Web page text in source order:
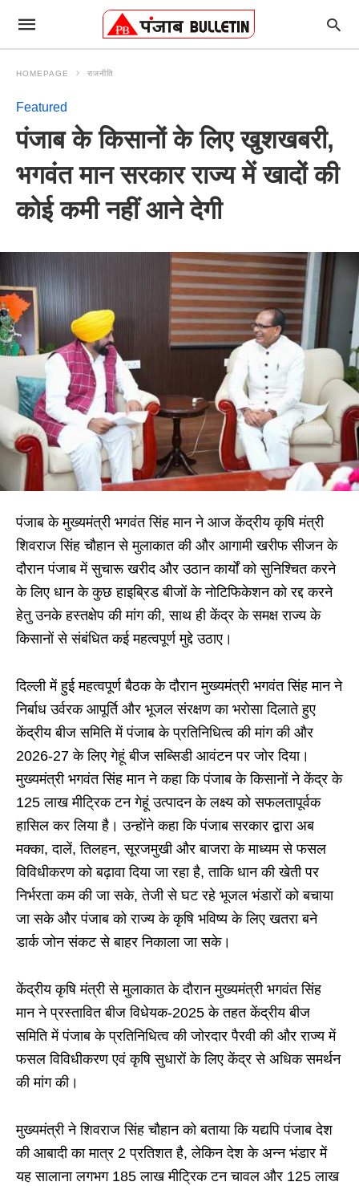
HOMEPAGE राजनीति
Featured
पंजाब के किसानों के लिए खुशखबरी,
भगवंत मान सरकार राज्य में खादों की
कोई कमी नहीं आने देगी
पंजाब के मुख्यमंत्री भगवंत सिंह मान ने आज केंद्रीय कृषि मंत्री
शिवराज सिंह चौहान से मुलाकात की और आगामी खरीफ सीजन के
दौरान पंजाब में सुचारू खरीद और उठान कार्यों को सुनिश्चित करने
के लिए धान के कुछ हाइब्रिड बीजों के नोटिफिकेशन को रद्द करने
हेतु उनके हस्तक्षेप की मांग की, साथ ही केंद्र के समक्ष राज्य के
किसानों से संबंधित कई महत्वपूर्ण मुद्दे उठाए।
दिल्ली में हुई महत्वपूर्ण बैठक के दौरान मुख्यमंत्री भगवंत सिंह मान ने
निर्बाध उर्वरक आपूर्ति और भूजल संरक्षण का भरोसा दिलाते हुए
केंद्रीय बीज समिति में पंजाब के प्रतिनिधित्व की मांग की और
2026-27 के लिए गेहूं बीज सब्सिडी आवंटन पर जोर दिया।
मुख्यमंत्री भगवंत सिंह मान ने कहा कि पंजाब के किसानों ने केंद्र के
125 लाख मीट्रिक टन गेहूं उत्पादन के लक्ष्य को सफलतापूर्वक
हासिल कर लिया है। उन्होंने कहा कि पंजाब सरकार द्वारा अब
मक्का, दालें, तिलहन, सूरजमुखी और बाजरा के माध्यम से फसल
विविधीकरण को बढ़ावा दिया जा रहा है, ताकि धान की खेती पर
निर्भरता कम की जा सके, तेजी से घट रहे भूजल भंडारों को बचाया
जा सके और पंजाब को राज्य के कृषि भविष्य के लिए खतरा बने
डार्क जोन संकट से बाहर निकाला जा सके।
केंद्रीय कृषि मंत्री से मुलाकात के दौरान मुख्यमंत्री भगवंत सिंह
मान ने प्रस्तावित बीज विधेयक-2025 के तहत केंद्रीय बीज
समिति में पंजाब के प्रतिनिधित्व की जोरदार पैरवी की और राज्य में
फसल विविधीकरण एवं कृषि सुधारों के लिए केंद्र से अधिक समर्थन
की मांग की।
मुख्यमंत्री ने शिवराज सिंह चौहान को बताया कि यद्यपि पंजाब देश
की आबादी का मात्र 2 प्रतिशत है, लेकिन देश के अन्न भंडार में
यह सालाना लगभग 185 लाख मीट्रिक टन चावल और 125 लाख